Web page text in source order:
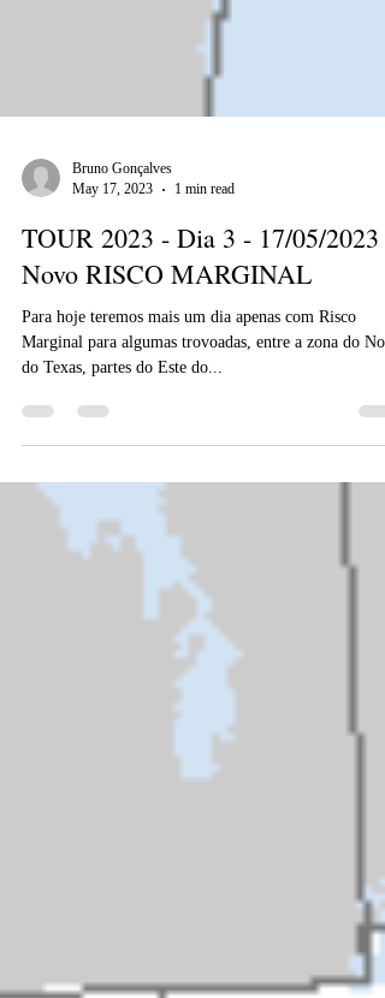
Bruno Gonçalves
May 17, 2023
1 min read
TOUR 2023 - Dia 3 - 17/05/2023 -
Novo RISCO MARGINAL
Marginal para algumas trovoadas, entre a zona do
do Texas, partes do Este do...